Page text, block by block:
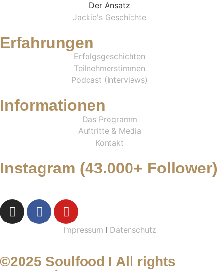
Der Ansatz
Jackie's Geschichte
Erfahrungen
Erfolgsgeschichten
Teilnehmerstimmen
Podcast (Interviews)
Informationen
Das Programm
Auftritte & Media
Kontakt
Instagram (43.000+ Follower)
Impressum I Datenschutz
©2025 Soulfood I All rights